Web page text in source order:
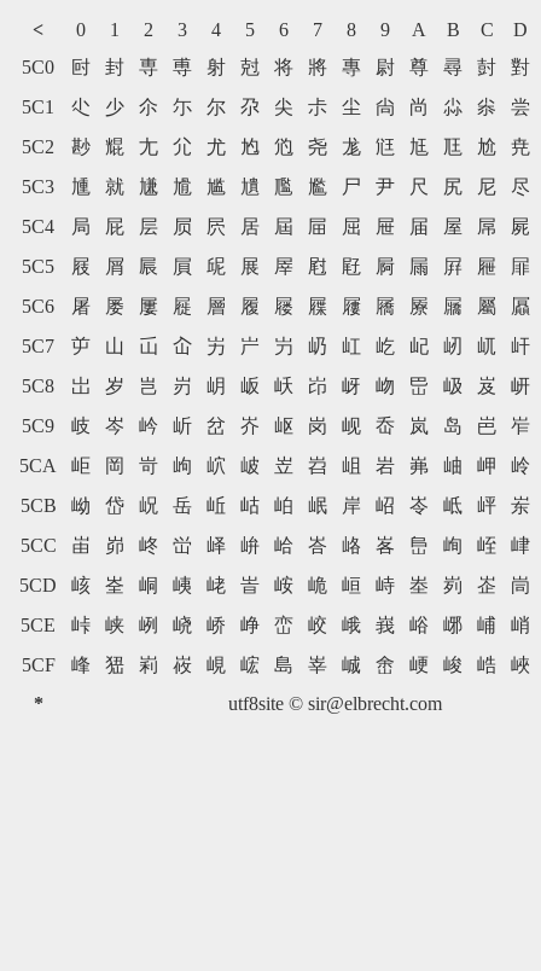
< 0 1 2 3 4 5 6 7 8 9 A B C
D
5C0
尀 封 専 尃 射 尅 将 將 專 尉 尊 尋 尌
對
5C1
尐 少 尒 尓 尔 尕 尖 尗 尘 尙 尚 尛 尜
尝
5C2
尠 尡 尢 尣 尤 尥 尦 尧 尨 尩 尪 尫 尬
尭
5C3
尰 就 尲 尳 尴 尵 尶 尷 尸 尹 尺 尻 尼
尽
5C4
局 屁 层 屃 屄 居 屆 屇 屈 屉 届 屋 屌
屍
5C5
屐 屑 屒 屓 屔 展 屖 屗 屘 屙 屚 屛 屜
屝
5C6
屠 屡 屢 屣 層 履 屦 屧 屨 屩 屪 屫 屬
屭
5C7
屰 山 屲 屳 屴 屵 屶 屷 屸 屹 屺 屻 屼
屽
5C8
岀 岁 岂 岃 岄 岅 岆 岇 岈 岉 岊 岋 岌
岍
5C9
岐 岑 岒 岓 岔 岕 岖 岗 岘 岙 岚 岛 岜
岝
5CA
岠 岡 岢 岣 岤 岥 岦 岧 岨 岩 岪 岫 岬
岭
5CB
岰 岱 岲 岳 岴 岵 岶 岷 岸 岹 岺 岻 岼
岽
5CC
峀 峁 峂 峃 峄 峅 峆 峇 峈 峉 峊 峋 峌
峍
5CD
峐 峑 峒 峓 峔 峕 峖 峗 峘 峙 峚 峛 峜
峝
5CE
峠 峡 峢 峣 峤 峥 峦 峧 峨 峩 峪 峫 峬
峭
5CF
峰 峱 峲 峳 峴 峵 島 峷 峸 峹 峺 峻 峼
峽
*
utf8site © sir@elbrecht.com